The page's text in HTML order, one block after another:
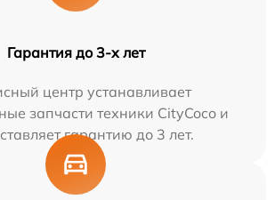
Гарантия до 3-х лет
центр устанавливает
запчасти техники CityCoco и
гарантию до 3 лет.